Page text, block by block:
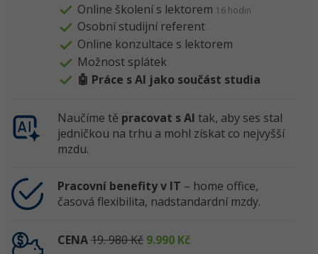
Online školení s lektorem 16 hodin
Osobní studijní referent
Online konzultace s lektorem
Možnost splátek
🤖 Práce s AI jako součást studia
Naučíme tě pracovat s AI tak, aby ses stal
jedničkou na trhu a mohl získat co nejvyšší
mzdu.
Pracovní benefity v IT – home office,
časová flexibilita, nadstandardní mzdy.
CENA19. 980 Kč 9.990 Kč